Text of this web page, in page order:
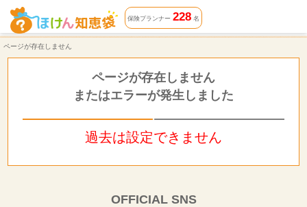
ページが存在しません | ほけん知恵袋
保険プランナー 228名
ページが存在しません
ページが存在しません
またはエラーが発生しました
過去は設定できません
OFFICIAL SNS